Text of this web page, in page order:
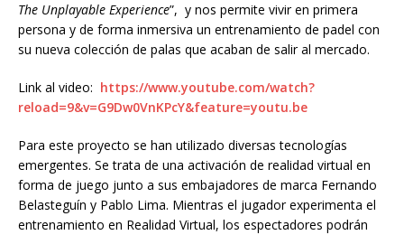
The Unplayable Experience”, y nos permite vivir en primera
persona y de forma inmersiva un entrenamiento de padel con
su nueva colección de palas que acaban de salir al mercado.
Link al video: https://www.youtube.com/watch?
reload=9&v=G9Dw0VnKPcY&feature=youtu.be
Para este proyecto se han utilizado diversas tecnologías
emergentes. Se trata de una activación de realidad virtual en
forma de juego junto a sus embajadores de marca Fernando
Belasteguín y Pablo Lima. Mientras el jugador experimenta el
entrenamiento en Realidad Virtual, los espectadores podrán